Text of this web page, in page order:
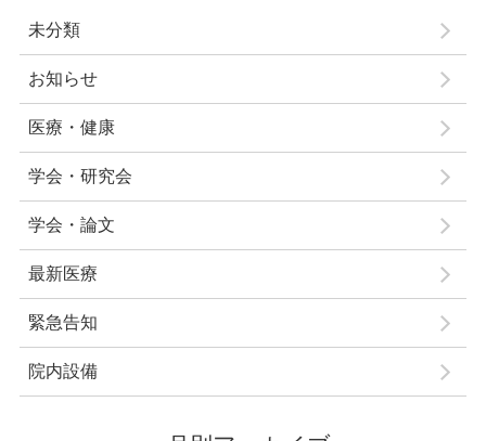
未分類
お知らせ
医療・健康
学会・研究会
学会・論文
最新医療
緊急告知
院内設備